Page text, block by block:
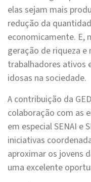
elas sejam mais
redução da
economicamente. E,
geração de riqueza
trabalhadores ativos
idosas na sociedade.
A contribuição da
colaboração com as
em especial SENAI e
iniciativas
aproximar os jovens
uma excelente